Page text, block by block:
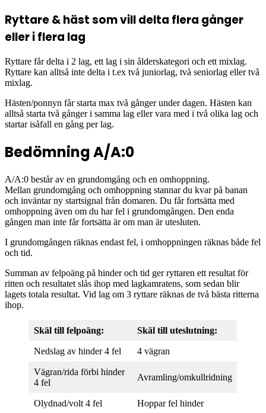
Ryttare & häst som vill delta flera gånger
eller i flera lag
Ryttare får delta i 2 lag, ett lag i sin ålderskategori och ett mixlag.
Ryttare kan alltså inte delta i t.ex två juniorlag, två seniorlag eller två
mixlag.
Hästen/ponnyn får starta max två gånger under dagen. Hästen kan
alltså starta två gånger i samma lag eller vara med i två olika lag och
startar isåfall en gång per lag.
Bedömning A/A:0
A/A:0 består av en grundomgång och en omhoppning.
Mellan grundomgång och omhoppning stannar du kvar på banan
och inväntar ny startsignal från domaren. Du får fortsätta med
omhoppning även om du har fel i grundomgången. Den enda
gången man inte får fortsätta är om man är utesluten.
I grundomgången räknas endast fel, i omhoppningen räknas både fel
och tid.
Summan av felpoäng på hinder och tid ger ryttaren ett resultat för
ritten och resultatet slås ihop med lagkamratens, som sedan blir
lagets totala resultat. Vid lag om 3 ryttare räknas de två bästa ritterna
ihop.
Skäl till felpoäng: Skäl till uteslutning:
Nedslag av hinder 4 fel 4 vägran
Vägran/rida förbi hinder
4 fel
Avramling/omkullridning
Olydnad/volt 4 fel Hoppar fel hinder